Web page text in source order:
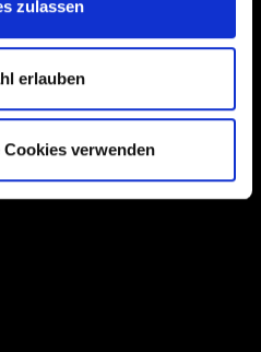
zulassen
erlauben
verwenden